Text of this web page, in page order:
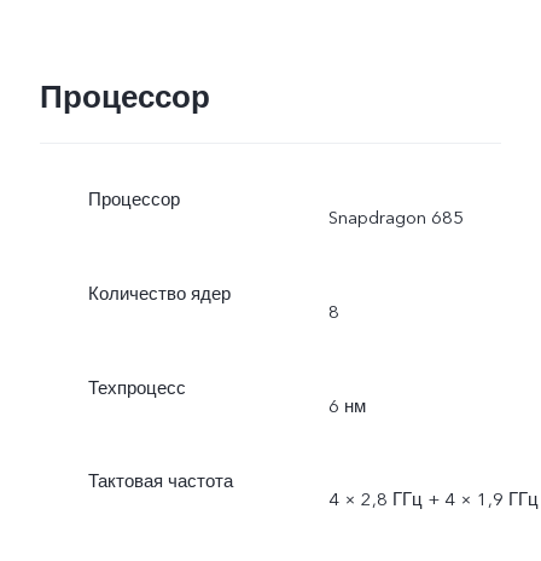
Процессор
Процессор
Snapdragon 685
Количество ядер
8
Техпроцесс
6 нм
Тактовая частота
4 × 2,8 ГГц + 4 × 1,9 ГГц